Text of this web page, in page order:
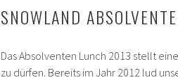
SNOWLAND
Das Absolventen Lunch 2013 stellt
zu dürfen. Bereits im Jahr 2012 lud